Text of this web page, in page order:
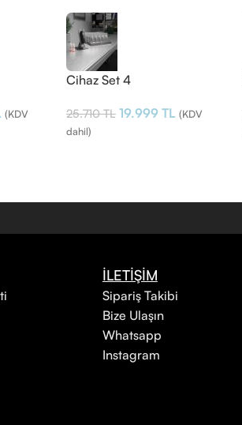
(KDV
Cihaz Set 4
25.710TL 19.999 TL (KDV
dahil)
İLETİŞİM
Sipariş Takibi
Bize Ulaşın
Whatsapp
Instagram